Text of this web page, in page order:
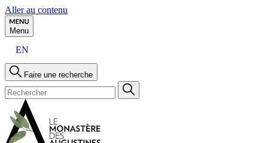
Aller au contenu
Menu
EN
Faire une recherche